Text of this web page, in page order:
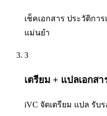
เช็คเอกสาร ประวัติกา
แม่นยำ
3
เตรียม + แปลเอกสา
iVC จัดเตรียม แปล รับ